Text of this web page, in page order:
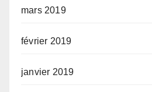
mars 2019
février 2019
janvier 2019